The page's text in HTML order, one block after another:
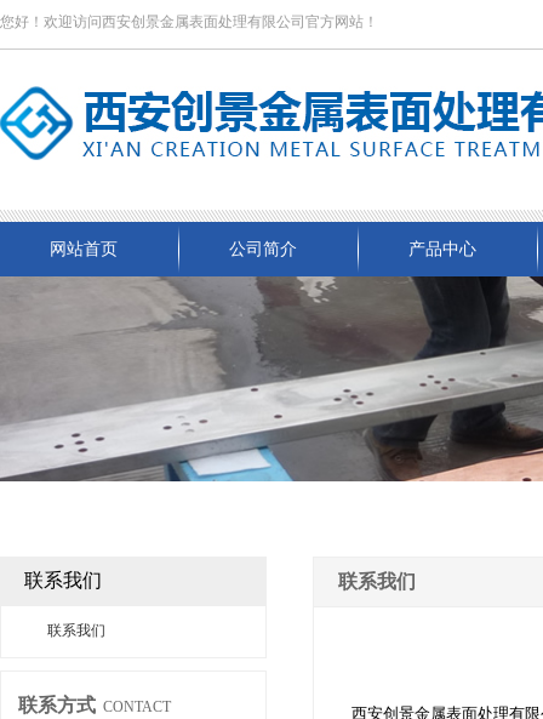
您好！欢迎访问西安创景金属表面处理有限公司官方网站！
网站首页 公司简介 产品中心
联系我们
联系我们
联系方式 CONTACT
联系我们
西安创景金属表面处理有